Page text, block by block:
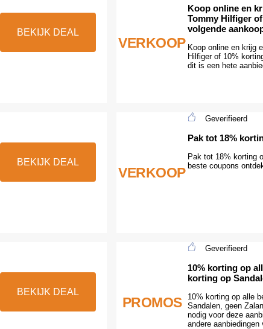
BEKIJK DEAL
VERKOOP
Koop online en
Tommy Hilfiger
volgende
Koop online en krijg
Hilfiger of 10%
dit is een hete
BEKIJK DEAL
VERKOOP
Geverifieerd
Pak tot 18%
Pak tot 18% korting
beste coupons
BEKIJK DEAL
PROMOS
Geverifieerd
10% korting op
korting op
10% korting op alle
Sandalen, geen
nodig voor deze
andere aanbiedingen